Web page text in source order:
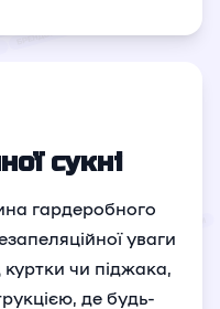
сукні
гардеробного
уваги
куртки чи піджака,
де будь-